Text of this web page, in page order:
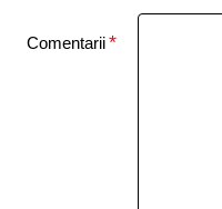
Comentarii